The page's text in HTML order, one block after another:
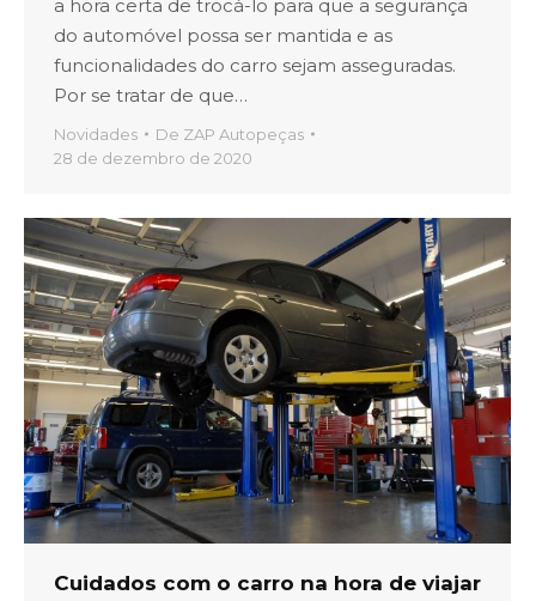
a hora certa de trocá-lo para que a segurança
do automóvel possa ser mantida e as
funcionalidades do carro sejam asseguradas.
Por se tratar de que…
Novidades De ZAP Autopeças
28 de dezembro de 2020
Cuidados com o carro na hora de viajar